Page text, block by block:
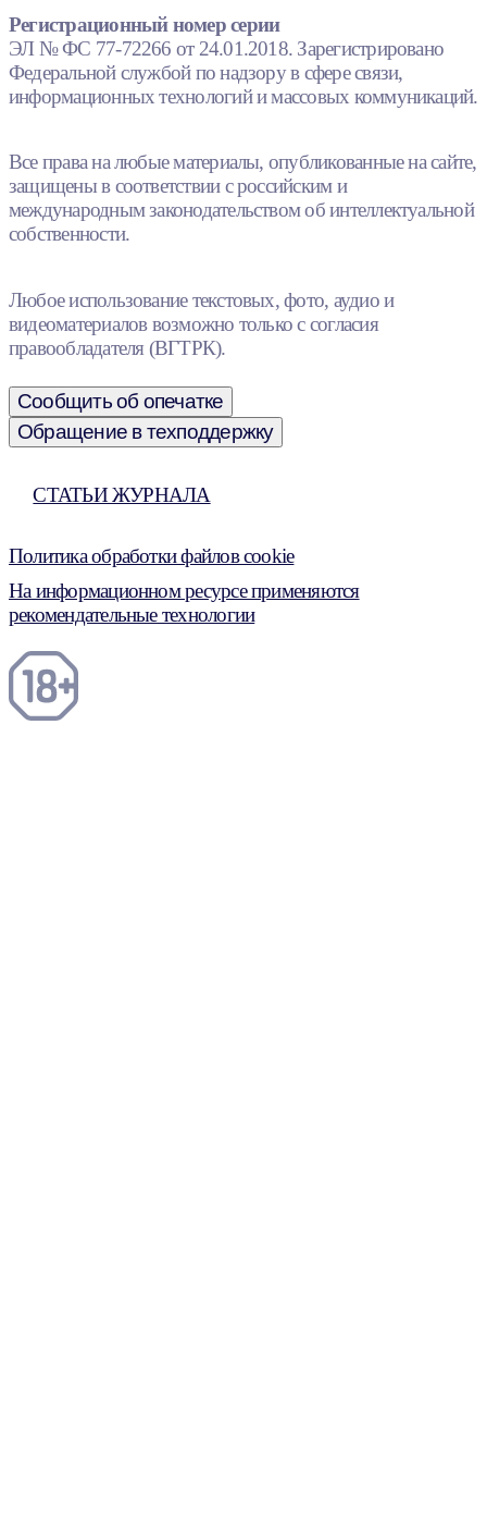
Регистрационный номер серии
ЭЛ № ФС 77-72266 от 24.01.2018. Зарегистрировано
Федеральной службой по надзору в сфере связи,
информационных технологий и массовых коммуникаций.
Все права на любые материалы, опубликованные на сайте,
защищены в соответствии с российским и
международным законодательством об интеллектуальной
собственности.
Любое использование текстовых, фото, аудио и
видеоматериалов возможно только с согласия
правообладателя (ВГТРК).
Сообщить об опечатке
Обращение в техподдержку
СТАТЬИ ЖУРНАЛА
Политика обработки файлов cookie
На информационном ресурсе применяются
рекомендательные технологии